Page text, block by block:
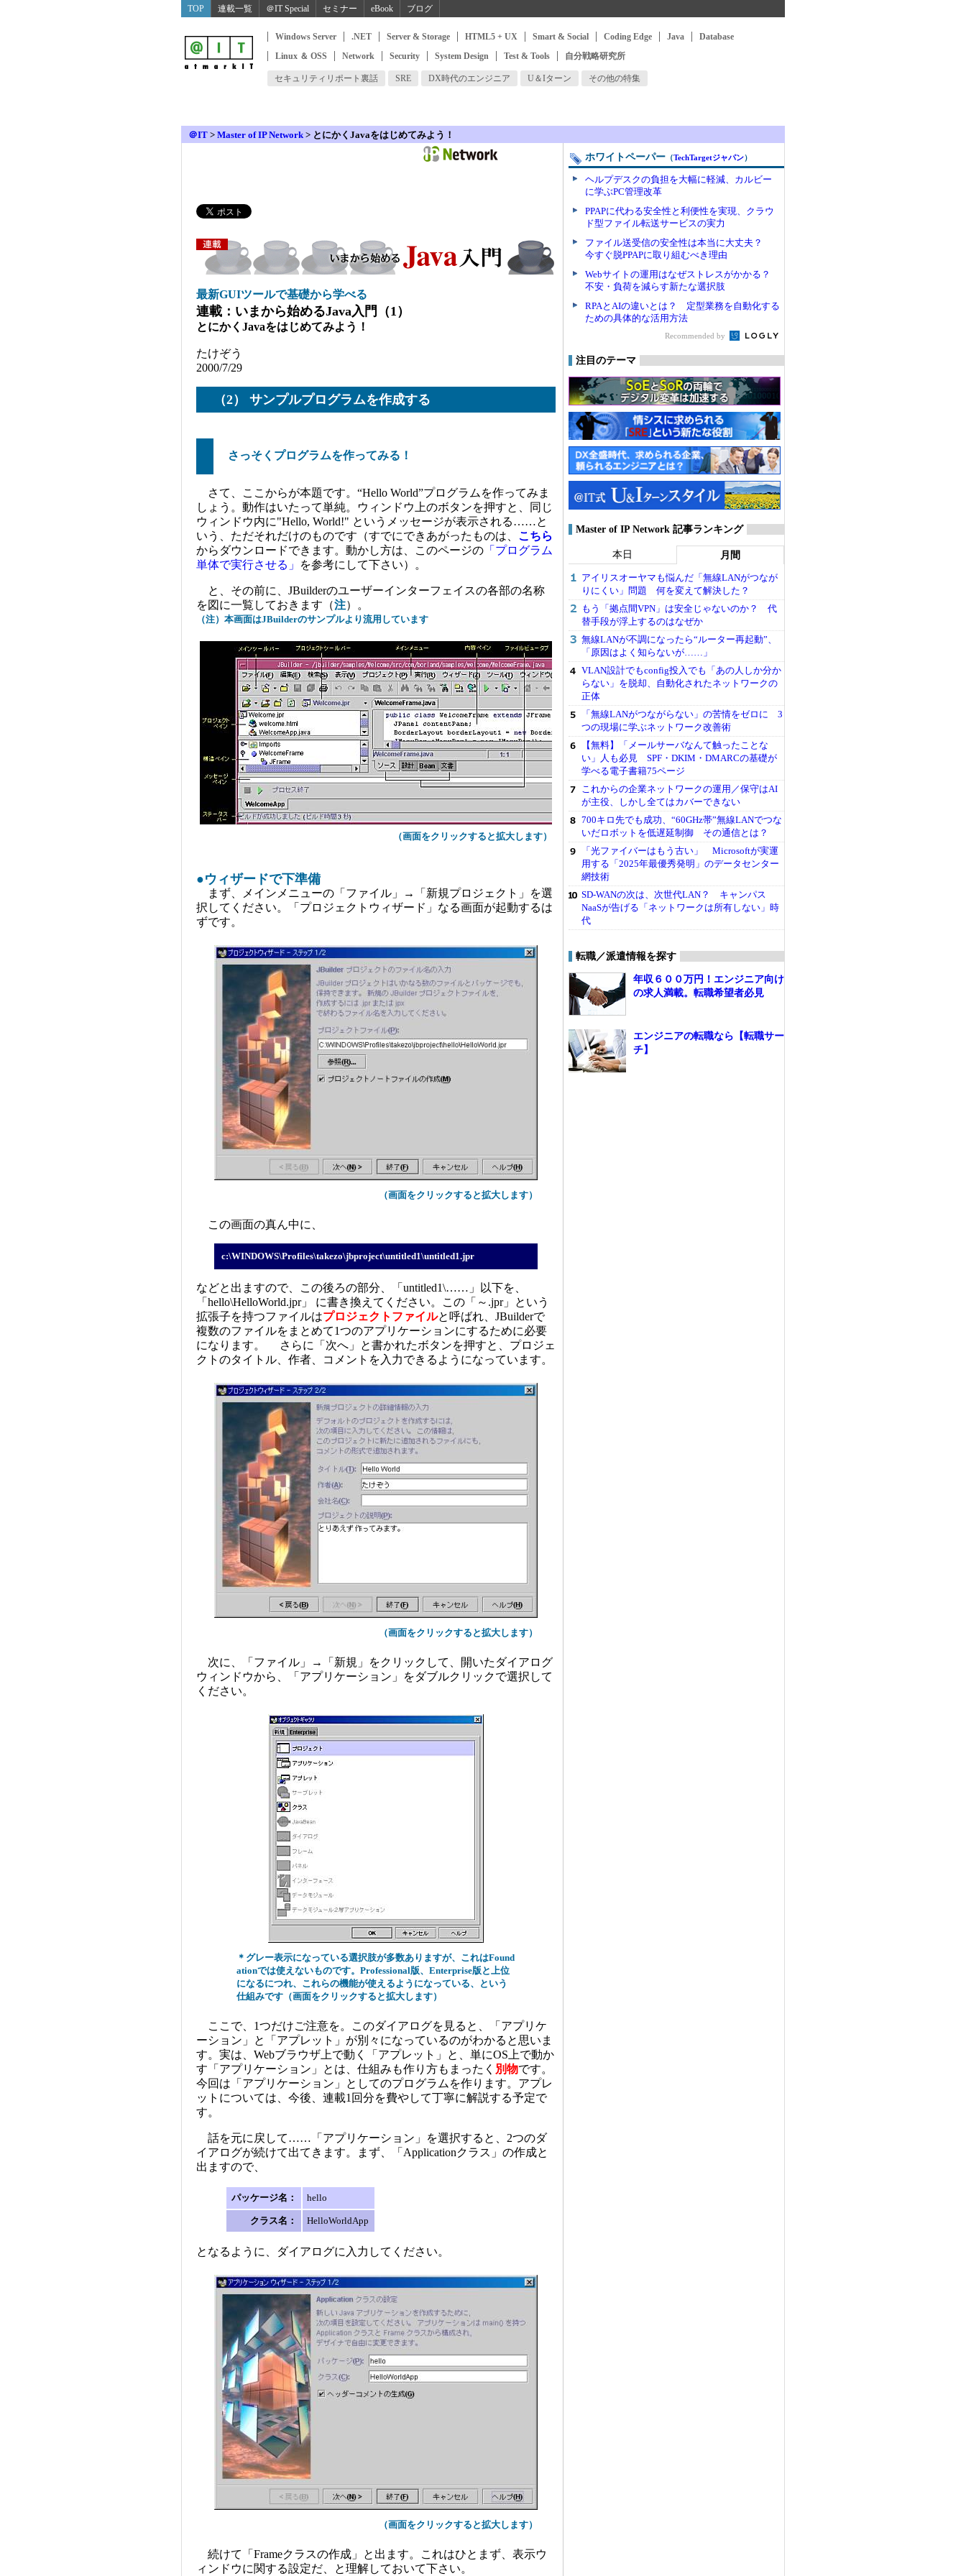
TOP 連載一覧 ＠IT Special セミナー eBook ブログ
Windows Server .NET Server & Storage HTML5 + UX Smart & Social Coding Edge Java
Database
Linux ＆ OSS
Network Security System Design Test & Tools 自分戦略研究所
セキュリティリポート裏話 SRE DX時代のエンジニア U＆Iターン その他の特集
＠IT > Master of IP Network > とにかくJavaをはじめてみよう！
最新GUIツールで基礎から学べる
連載：いまから始めるJava入門（1）
とにかくJavaをはじめてみよう！
たけぞう
2000/7/29
（2） サンプルプログラムを作成する
さっそくプログラムを作ってみる！
さて、ここからが本題です。“Hello World”プログラムを作ってみま
しょう。動作はいたって単純。ウィンドウ上のボタンを押すと、同じ
ウィンドウ内に"Hello, World!" というメッセージが表示される……と
いう、ただそれだけのものです（すでにできあがったものは、 こちら
からダウンロードできます。動かし方は、このページの 「プログラム
単体で実行させる」
を参考にして下さい）。
と、その前に、JBuilderのユーザーインターフェイスの各部の名称
を図に一覧しておきます（注）。
（注）本画面はJBuilderのサンプルより流用しています
（画面をクリックすると拡大します）
●ウィザードで下準備
まず、メインメニューの「ファイル」→「新規プロジェクト」を選
択してください。「プロジェクトウィザード」なる画面が起動するは
ずです。
（画面をクリックすると拡大します）
この画面の真ん中に、
c:\WINDOWS\Profiles\takezo\jbproject\untitled1\untitled1.jpr
などと出ますので、この後ろの部分、「untitled1\……」以下を、
「hello\HelloWorld.jpr」 に書き換えてください。この「～.jpr」という
拡張子を持つファイルはプロジェクトファイルと呼ばれ、JBuilderで
複数のファイルをまとめて1つのアプリケーションにするために必要
になります。 さらに「次へ」と書かれたボタンを押すと、プロジェ
クトのタイトル、作者、コメントを入力できるようになっています。
（画面をクリックすると拡大します）
次に、「ファイル」→「新規」をクリックして、開いたダイアログ
ウィンドウから、「アプリケーション」をダブルクリックで選択して
ください。
＊グレー表示になっている選択肢が多数ありますが、これはFound
ationでは使えないものです。Professional版、Enterprise版と上位
になるにつれ、これらの機能が使えるようになっている、という
仕組みです（画面をクリックすると拡大します）
ここで、1つだけご注意を。このダイアログを見ると、「アプリケ
ーション」と「アプレット」が別々になっているのがわかると思いま
す。実は、Webブラウザ上で動く「アプレット」と、単にOS上で動か
す「アプリケーション」とは、仕組みも作り方もまったく 別物です。
今回は「アプリケーション」としてのプログラムを作ります。アプレ
ットについては、今後、連載1回分を費やして丁寧に解説する予定で
す。
話を元に戻して……「アプリケーション」を選択すると、2つのダ
イアログが続けて出てきます。まず、「Applicationクラス」の作成と
出ますので、
パッケージ名： hello
クラス名： HelloWorldApp
となるように、ダイアログに入力してください。
（画面をクリックすると拡大します）
続けて「Frameクラスの作成」と出ます。これはひとまず、表示ウ
ィンドウに関する設定だ、と理解しておいて下さい。
ホワイトペーパー （TechTargetジャパン）
ヘルプデスクの負担を大幅に軽減、カルビー
に学ぶPC管理改革
PPAPに代わる安全性と利便性を実現、クラウ
ド型ファイル転送サービスの実力
ファイル送受信の安全性は本当に大丈夫？
今すぐ脱PPAPに取り組むべき理由
Webサイトの運用はなぜストレスがかかる？
不安・負荷を減らす新たな選択肢
RPAとAIの違いとは？ 定型業務を自動化する
ための具体的な活用方法
Recommended by
注目のテーマ
Master of IP Network 記事ランキング
本日 月間
アイリスオーヤマも悩んだ「無線LANがつなが
りにくい」問題 何を変えて解決した？
もう「拠点間VPN」は安全じゃないのか？ 代
替手段が浮上するのはなぜか
無線LANが不調になったら“ルーター再起動”、
「原因はよく知らないが……」
VLAN設計でもconfig投入でも「あの人しか分か
らない」を脱却、自動化されたネットワークの
正体
「無線LANがつながらない」の苦情をゼロに 3
つの現場に学ぶネットワーク改善術
【無料】「メールサーバなんて触ったことな
い」人も必見 SPF・DKIM・DMARCの基礎が
学べる電子書籍75ページ
これからの企業ネットワークの運用／保守はAI
が主役、しかし全てはカバーできない
700キロ先でも成功、“60GHz帯”無線LANでつな
いだロボットを低遅延制御 その通信とは？
「光ファイバーはもう古い」 Microsoftが実運
用する「2025年最優秀発明」のデータセンター
網技術
SD-WANの次は、次世代LAN？ キャンパス
NaaSが告げる「ネットワークは所有しない」時
代
転職／派遣情報を探す
年収６００万円！エンジニア向け
の求人満載。転職希望者必見
エンジニアの転職なら【転職サー
チ】